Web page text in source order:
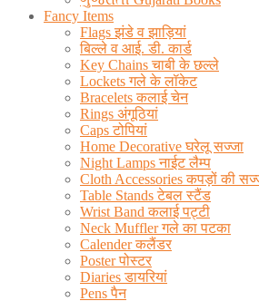
Fancy Items
Flags झंडे व झाड़ियां
बिल्ले व आई. डी. कार्ड
Key Chains चाबी के छल्ले
Lockets गले के लॉकेट
Bracelets कलाई चेन
Rings अंगूठियां
Caps टोपियां
Home Decorative घरेलू सज्जा
Night Lamps नाईट लैम्प
Cloth Accessories कपड़ों की
Table Stands टेबल स्टैंड
Wrist Band कलाई पट्टी
Neck Muffler गले का पटका
Calender कलैंडर
Poster पोस्टर
Diaries डायरियां
Pens पैन